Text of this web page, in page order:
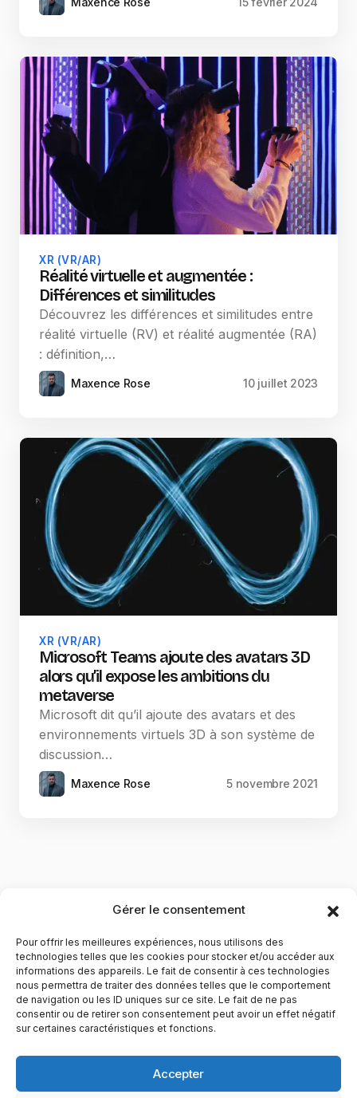
Gérer le consentement
Pour offrir les meilleures expériences, nous utilisons des
technologies telles que les cookies pour stocker et/ou accéder aux
informations des appareils. Le fait de consentir à ces technologies
nous permettra de traiter des données telles que le comportement
de navigation ou les ID uniques sur ce site. Le fait de ne pas
consentir ou de retirer son consentement peut avoir un effet négatif
sur certaines caractéristiques et fonctions.
Accepter
XR (VR/AR)
Réalité virtuelle et augmentée :
Différences et similitudes
Découvrez les différences et similitudes entre
réalité virtuelle (RV) et réalité augmentée (RA)
: définition,…
Maxence Rose 10 juillet 2023
XR (VR/AR)
Microsoft Teams ajoute des avatars 3D
alors qu’il expose les ambitions du
metaverse
Microsoft dit qu’il ajoute des avatars et des
environnements virtuels 3D à son système de
discussion…
Maxence Rose 5 novembre 2021
YubiGeek est un média français dédié aux nouvelles
technologies, à la culture geek et au numérique. Fondé par
du web, du gaming et de la science, avec une approche